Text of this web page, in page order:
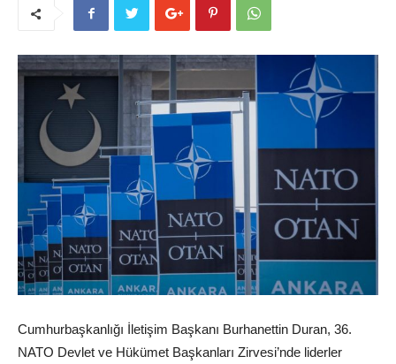
Cumhurbaşkanlığı İletişim Başkanı Burhanettin Duran, 36.
NATO Devlet ve Hükümet Başkanları Zirvesi’nde liderler